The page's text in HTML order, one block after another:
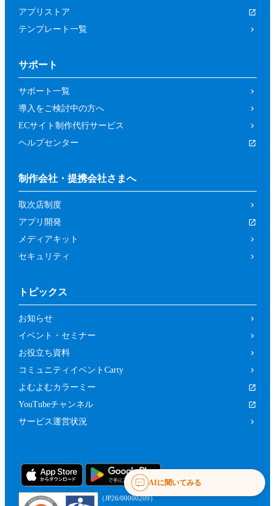
アプリストア
テンプレート一覧
サポート
サポート一覧
導入をご検討中の方へ
ECサイト制作代行サービス
ヘルプセンター
制作会社・提携会社さまへ
取次店制度
アプリ開発
メディアキット
セキュリティ
トピックス
お知らせ
イベント・セミナー
お役立ち資料
コミュニティイベントCarty
よむよむカラーミー
YouTubeチャンネル
サービス運営状況
（JP26/00000209）
AIに聞いてみる